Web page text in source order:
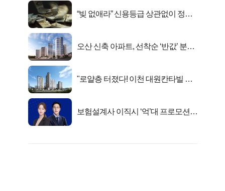
“빚 없애라” 신용등급 상관없이 정부
오산 신축 아파트, 선착순 ‘반값’ 분양
"로얄층 터졌다! 이천 대원칸타빌 잔
보험설계사 이직시 ‘억’대 프로모션!